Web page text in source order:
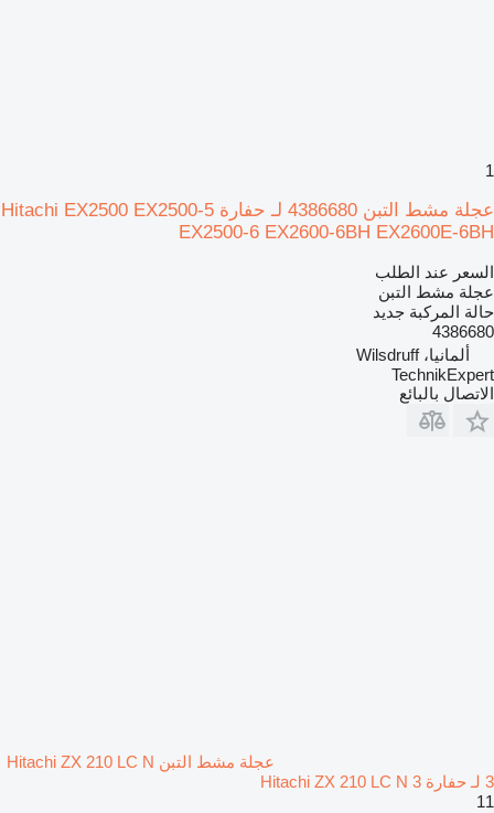
1
عجلة مشط التبن 4386680 لـ حفارة Hitachi EX2500 EX2500-5
EX2500-6 EX2600-6BH EX2600E-6BH
السعر عند الطلب
عجلة مشط التبن
حالة المركبة جديد
4386680
ألمانيا، Wilsdruff
TechnikExpert
الاتصال بالبائع
عجلة مشط التبن Hitachi ZX 210 LC N
3 لـ حفارة Hitachi ZX 210 LC N 3
11